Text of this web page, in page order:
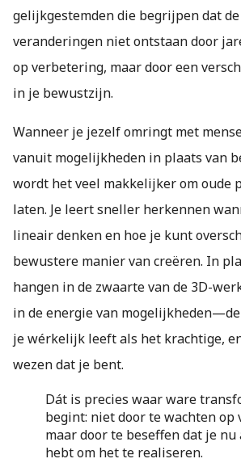
gelijkgestemden die begrijpen dat
veranderingen niet ontstaan door
op verbetering, maar door een
in je bewustzijn.
Wanneer je jezelf omringt met
vanuit mogelijkheden in plaats van
wordt het veel makkelijker om oude
laten. Je leert sneller herkennen
lineair denken en hoe je kunt
bewustere manier van creëren. In
hangen in de zwaarte van de 3D-
in de energie van
je wérkelijk leeft als het krachtige,
wezen dat je bent.
Dát is precies waar ware
begint: niet door te wachten op
maar door te beseffen dat je
hebt om het te realiseren.